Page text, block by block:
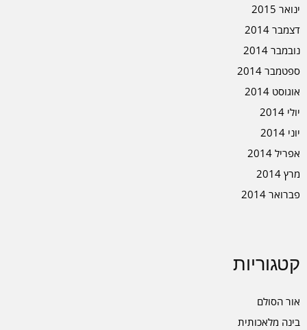
ינואר 2015
דצמבר 2014
נובמבר 2014
ספטמבר 2014
אוגוסט 2014
יולי 2014
יוני 2014
אפריל 2014
מרץ 2014
פברואר 2014
קטגוריות
אור הסולם
בינה מלאכותית